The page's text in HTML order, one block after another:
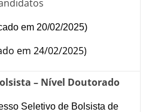
em 20/02/2025)
em 24/02/2025)
– Nível Doutorado
Seletivo de Bolsista de